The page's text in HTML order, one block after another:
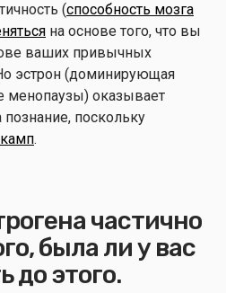
(способность мозга
на основе того, что вы
ваших привычных
эстрон (доминирующая
менопаузы) оказывает
поскольку
.
частично
была ли у вас
до этого.